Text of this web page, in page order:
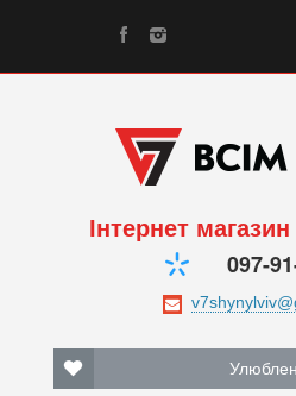
Інтернет
097-